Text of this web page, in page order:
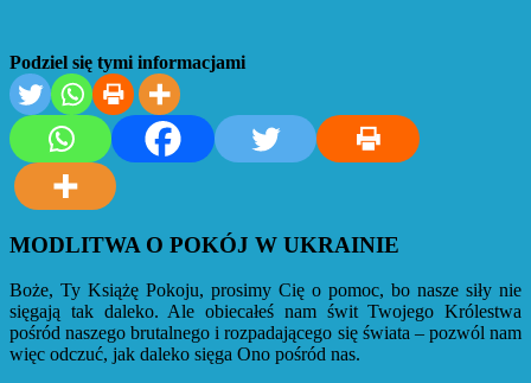
Podziel się tymi informacjami
MODLITWA O POKÓJ W UKRAINIE
Boże, Ty Książę Pokoju, prosimy Cię o pomoc, bo nasze siły nie
sięgają tak daleko. Ale obiecałeś nam świt Twojego Królestwa
pośród naszego brutalnego i rozpadającego się świata – pozwól nam
więc odczuć, jak daleko sięga Ono pośród nas.